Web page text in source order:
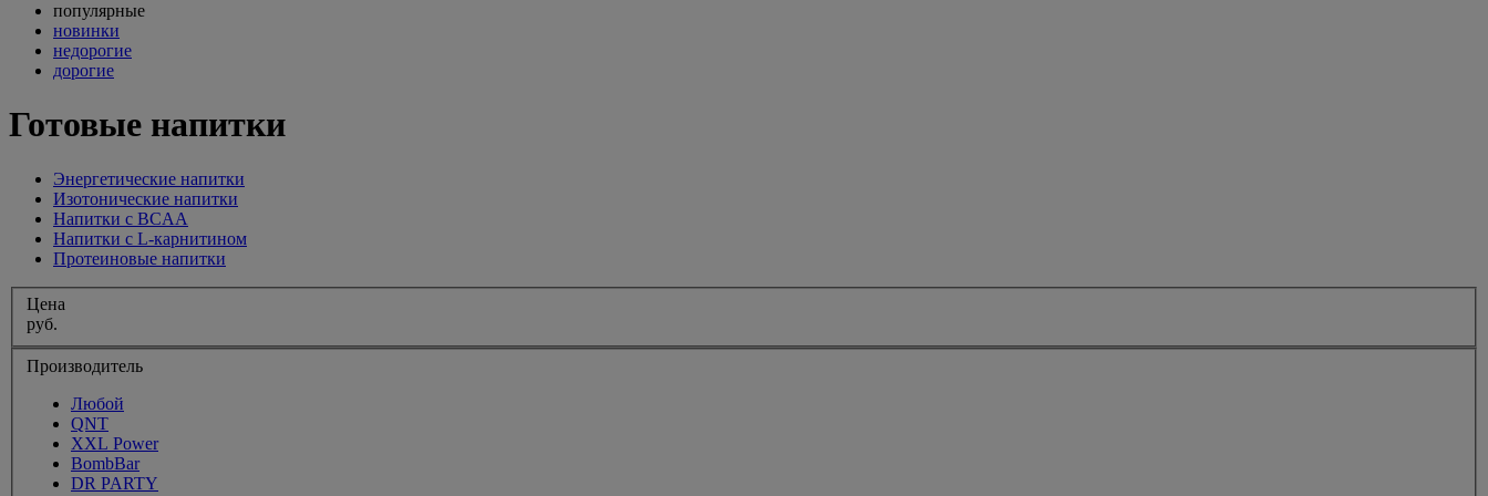
популярные
новинки
недорогие
дорогие
Готовые напитки
Энергетические напитки
Изотонические напитки
Напитки с BCAA
Напитки с L-карнитином
Протеиновые напитки
Цена
руб.
Производитель
Любой
QNT
XXL Power
BombBar
DR PARTY